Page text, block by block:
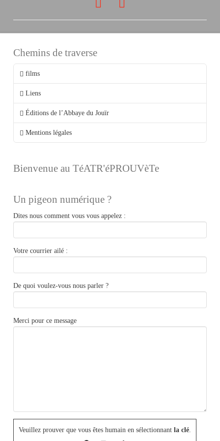
Chemins de traverse
films
Liens
Éditions de l’Abbaye du Jouïr
Mentions légales
Bienvenue au TéATR'éPROUVèTe
Un pigeon numérique ?
Dites nous comment vous vous appelez :
Votre courrier ailé :
De quoi voulez-vous nous parler ?
Merci pour ce message
Veuillez prouver que vous êtes humain en sélectionnantla clé.